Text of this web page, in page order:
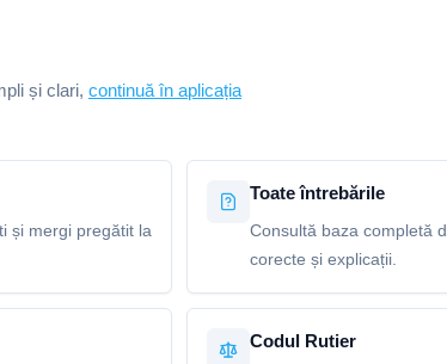
și clari, continuă în aplicația
și mergi pregătit la
Toate întrebările
Consultă baza completă
corecte și explicații.
Codul Rutier